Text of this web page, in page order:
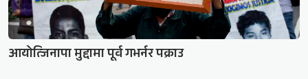
आयोत्जिनापा मुद्दामा पूर्व गभर्नर पक्राउ